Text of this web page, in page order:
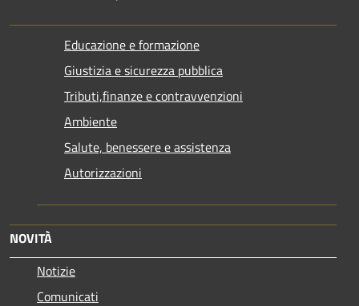
Educazione e formazione
Giustizia e sicurezza pubblica
Tributi,finanze e contravvenzioni
Ambiente
Salute, benessere e assistenza
Autorizzazioni
NOVITÀ
Notizie
Comunicati